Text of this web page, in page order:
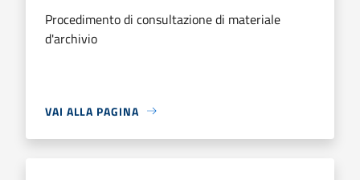
Procedimento di consultazione di materiale
d'archivio
VAI ALLA PAGINA